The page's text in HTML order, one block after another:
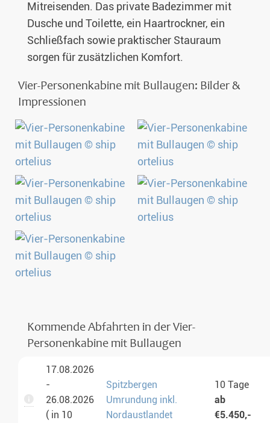
Mitreisenden. Das private Badezimmer mit
Dusche und Toilette, ein Haartrockner, ein
Schließfach sowie praktischer Stauraum
sorgen für zusätzlichen Komfort.
Vier-Personenkabine mit Bullaugen: Bilder &
Impressionen
Kommende Abfahrten in der Vier-
Personenkabine mit Bullaugen
17.08.2026
-
26.08.2026
( in 10
Spitzbergen
Umrundung inkl.
Nordaustlandet
10 Tage
ab
€5.450,-